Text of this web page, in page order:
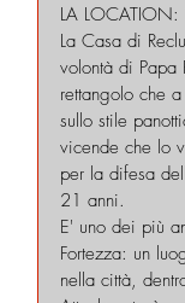
LA LOCATION:
La Casa di
volontà di Papa
rettangolo che
sullo stile
vicende che lo
per la difesa
21 anni.
E' uno dei più
Fortezza: un
nella città,